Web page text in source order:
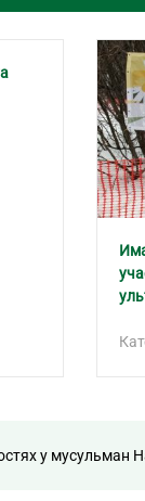
у мусульман